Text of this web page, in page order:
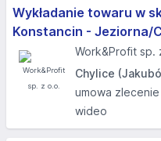
Wykładanie towaru w
Konstancin - Jeziorna/
Work&Profit sp.
Chylice
umowa zlecenie
wideo